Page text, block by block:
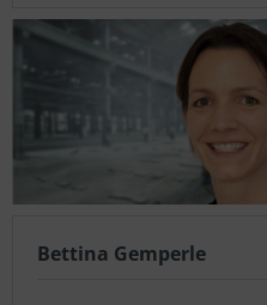
Bettina Gemperle